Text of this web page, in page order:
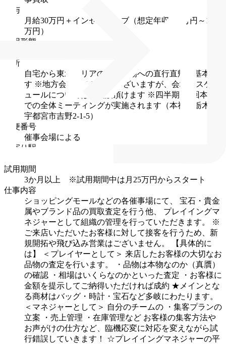
給与
月給30万円＋インセンティブ（想定年収600万円～1000
万円）
雇用形態
住所
自宅から東北エリアの鑑定会場への直行直帰が基本で
す ※地方会場への出張もございますが、会場やスケジ
ュールについてはご相談頂けます ※四半期に1回本社
での全体ミーティングが実施されます（本社：栃木県
宇都宮市吉野2-1-5）
郵便番号
催事会場による
最寄り駅
試用期間
3か月以上 ※試用期間中は月25万円からスタート
仕事内容
ショッピングモールなどの各催事場にて、
宝石・貴金
属やブランド品の買取査定を行う他、
プレイイングマ
ネジャーとして組織の管理を行っていただきます。
※
ご来店いただいたお客様に対して接客を行うため、新
規開拓や飛び込み営業はございません。
【具体的に
は】
＜プレイヤーとして＞ 来店したお客様の大切なお
品物の査定を行います。
・品物は本物なのか（真贋）
の確認
・相場はいくらなのかといった査定
・お客様に
金額を提示してご納得いただければ成約 ★メインとな
る商材はバッグ・時計・宝石など多岐にわたります。
＜マネジャーとして＞ 自分のチームの
・集客プランの
立案
・売上管理 ・在庫管理など お客様の集客方法や
お声がけの仕方など、臨機応変に対応を変えながら試
行錯誤していきます！
☆プレイイングマネジャーの平